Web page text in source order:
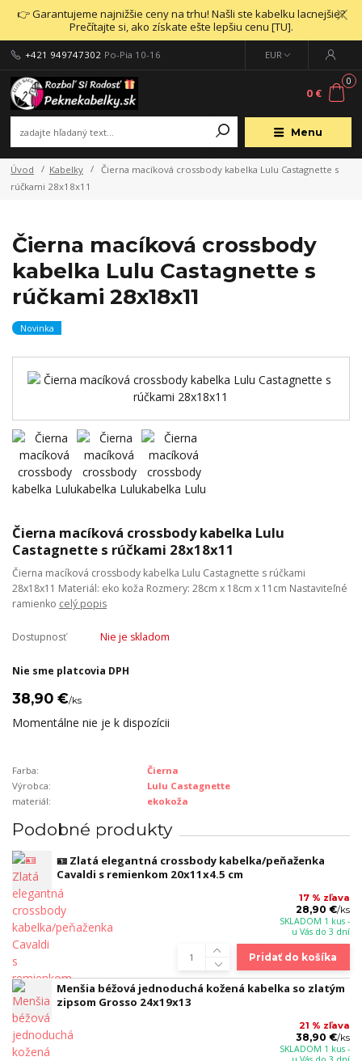
👉 Garantujeme najnižšie ceny na trhu! Našli ste kabelku lacnejšie?
Prečítajte si, ako získate ešte lepšiu cenu [TU].
Menu
EUR
+421 949747302 Po-Pia 10-16
0
0 €
Úvod Kabelky
Čierna macíková crossbody kabelka Lulu Castagnette s
rúčkami 28x18x11
Čierna macíková crossbody
kabelka Lulu Castagnette s
rúčkami 28x18x11
Novinka
Čierna macíková crossbody kabelka Lulu
Castagnette s rúčkami 28x18x11
Čierna macíková crossbody kabelka Lulu Castagnette s rúčkami
28x18x11 Materiál: eko koža Rozmery: 28cm x 18cm x 11cm Nastaviteľné
ramienko celý popis
Dostupnosť Nie je skladom
Nie sme platcovia DPH
38,90 €/ks
Momentálne nie je k dispozícii
Farba:
Čierna
Výrobca:
Lulu Castagnette
materiál:
ekokoža
Podobné produkty
🪪 Zlatá elegantná crossbody kabelka/peňaženka
Cavaldi s remienkom 20x11x4.5 cm
17 % zľava
28,90 €/ks
SKLADOM 1 kus -
u Vás do 3 dní
Pridať do košíka
Menšia béžová jednoduchá kožená kabelka so zlatým
zipsom Grosso 24x19x13
21 % zľava
38,90 €/ks
SKLADOM 1 kus -